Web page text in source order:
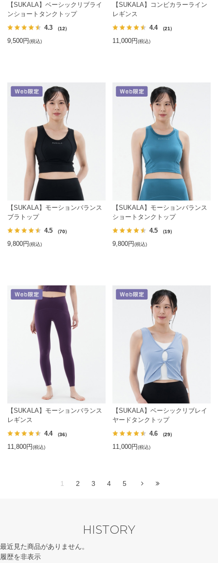
【SUKALA】ベーシックリブライ
ンショートタンクトップ
4.3 （12）
9,500円(税込)
【SUKALA】コンビカラーライン
レギンス
4.4 （21）
11,000円(税込)
【SUKALA】モーションバランス
ブラトップ
4.5 （70）
9,800円(税込)
【SUKALA】モーションバランス
ショートタンクトップ
4.5 （19）
9,800円(税込)
【SUKALA】モーションバランス
レギンス
4.4 （36）
11,800円(税込)
【SUKALA】ベーシックリブレイ
ヤードタンクトップ
4.6 （29）
11,000円(税込)
1 2 3 4 5
HISTORY
最近見た商品がありません。
履歴を非表示